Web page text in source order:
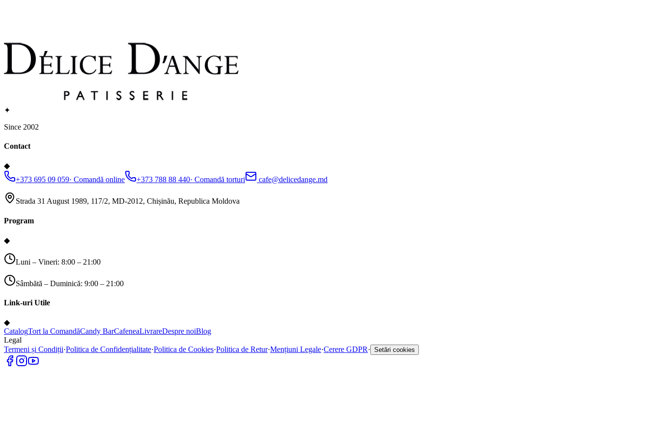
✦
Since 2002
Contact
◆
+373 695 09 059· Comandă online +373 788 88 440· Comandă torturi cafe@delicedange.md
Strada 31 August 1989, 117/2, MD-2012, Chișinău, Republica Moldova
Program
◆
Luni – Vineri: 8:00 – 21:00
Sâmbătă – Duminică: 9:00 – 21:00
Link-uri Utile
◆
CatalogTort la ComandăCandy BarCafeneaLivrareDespre noiBlog
Legal
Termeni și Condiții·Politica de Confidențialitate·Politica de Cookies·Politica de Retur·Mențiuni Legale·Cerere GDPR· Setări cookies